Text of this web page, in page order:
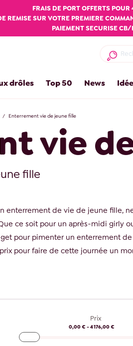
FRAIS DE PORT OFFERTS
REMISE SUR VOTRE PREMIERE
PAIEMENT SECURISE CB/
News
Top 50
drôles
Enterrement vie de jeune fille
vie
fille
enterrement de vie de jeune fille,
ce soit pour un après-midi girly
pour pimenter un enterrement
pour faire de cette journée un
Prix
0,00 € - 4 176,00 €